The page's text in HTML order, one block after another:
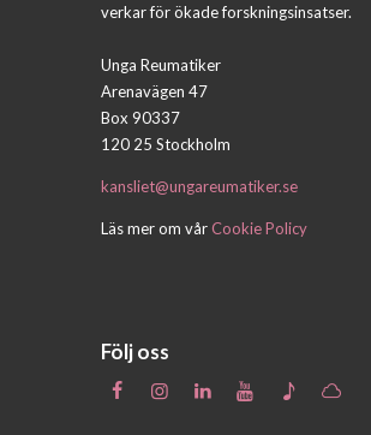
verkar för ökade forskningsinsatser.
Unga Reumatiker
Arenavägen 47
Box 90337
120 25 Stockholm
kansliet@ungareumatiker.se
Läs mer om vårCookie Policy
Följ oss